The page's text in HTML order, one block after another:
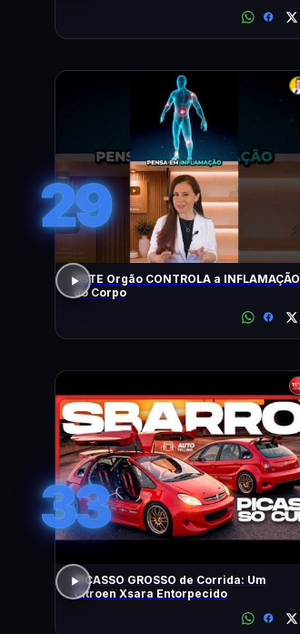
29
ESTE Orgão CONTROLA a INFLAMAÇÃO
do Corpo
33
PICASSO GROSSO de Corrida: Um
Citroen Xsara Entorpecido